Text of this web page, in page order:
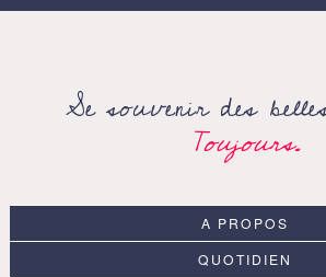
Se souvenir des
Toujours.
A PROPOS
QUOTIDIEN